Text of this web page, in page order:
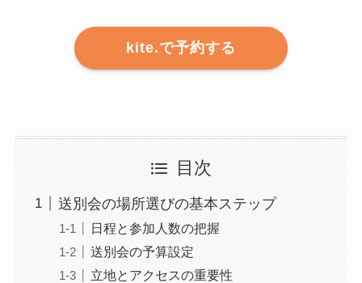
kite.で予約する
目次
送別会の場所選びの基本ステップ
日程と参加人数の把握
送別会の予算設定
立地とアクセスの重要性